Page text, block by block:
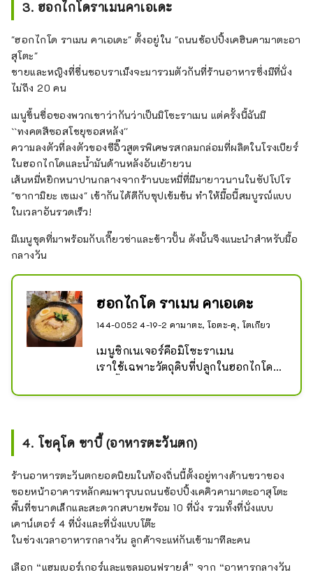
3. ฮอกไกโดราเมนคาเอเดะ
"ฮอกไกโด ราเมน คาเอเดะ" ตั้งอยู่ใน "ถนนช้อปปิ้งเคฮินคามาตะอา
สุโตะ"
ชายและหญิงที่ชื่นชอบราเม็งจะมารวมตัวกันที่ร้านอาหารซึ่งมีที่นั่ง
ไม่ถึง 20 คน
เมนูขึ้นชื่อของพวกเขาว่ากันว่าเป็นมิโซะราเมน แต่ครั้งนี้ฉันมี
``ทงคตสึซอสโชยุซอสหลัง''
ความลงตัวที่ลงตัวของซีอิ๊วสูตรพิเศษรสกลมกล่อมที่ผลิตในโรงเบียร์
ในฮอกไกโดและน้ำมันด้านหลังอันเย้ายวน
เส้นหมี่หยิกหนาปานกลางจากร้านบะหมี่ที่มีมายาวนานในซัปโปโร
"ซากามิยะ เซเมง" เข้ากันได้ดีกับซุปเข้มข้น ทำให้มื้อนี้สมบูรณ์แบบ
ในเวลาอันรวดเร็ว!
มีเมนูชุดที่มาพร้อมกับเกี๊ยวซ่าและข้าวปั้น ดังนั้นจึงแนะนำสำหรับมื้อ
กลางวัน
ฮอกไกโด ราเมน คาเอเดะ
144-0052 4-19-2 คามาตะ, โอตะ-คุ, โตเกียว
เมนูซิกเนเจอร์คือมิโซะราเมน
เราใช้เฉพาะวัตถุดิบที่ปลูกในฮอกไกโด
กลางที่ซื้อจากร้านบะหมี่ที่มีมายาวนาน
4. โชคุโด ซาบี้ (อาหารตะวันตก)
ร้านอาหารตะวันตกยอดนิยมในท้องถิ่นนี้ตั้งอยู่ทางด้านขวาของ
ซอยหน้าอาคารหลักคมพารุบนถนนช้อปปิ้งเคคิวคามาตะอาสุโตะ
พื้นที่ขนาดเล็กและสะดวกสบายพร้อม 10 ที่นั่ง รวมทั้งที่นั่งแบบ
เคาน์เตอร์ 4 ที่นั่งและที่นั่งแบบโต๊ะ
ในช่วงเวลาอาหารกลางวัน ลูกค้าจะแห่กันเข้ามาทีละคน
เลือก “แฮมเบอร์เกอร์และแซลมอนฟรายส์” จาก “อาหารกลางวัน